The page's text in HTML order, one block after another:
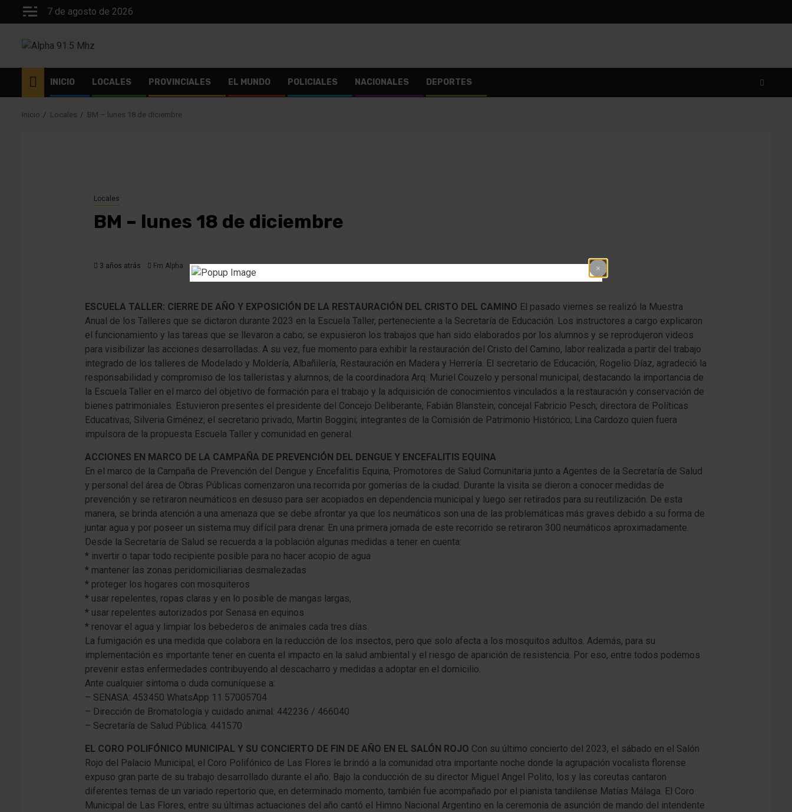
7 de agosto de 2026
INICIO LOCALES PROVINCIALES EL MUNDO POLICIALES NACIONALES DEPORTES
Inicio Locales BM – lunes 18 de diciembre
Locales
BM – lunes 18 de diciembre
3 años atrás Fm Alpha
ESCUELA TALLER: CIERRE DE AÑO Y EXPOSICIÓN DE LA RESTAURACIÓN DEL CRISTO DEL CAMINO El pasado viernes se realizó la Muestra
Anual de los Talleres que se dictaron durante 2023 en la Escuela Taller, perteneciente a la Secretaría de Educación. Los instructores a cargo explicaron
el funcionamiento y las tareas que se llevaron a cabo; se expusieron los trabajos que han sido elaborados por los alumnos y se reprodujeron videos
para visibilizar las acciones desarrolladas. A su vez, fue momento para exhibir la restauración del Cristo del Camino, labor realizada a partir del trabajo
integrado de los talleres de Modelado y Moldería, Albañilería, Restauración en Madera y Herrería. El secretario de Educación, Rogelio Díaz, agradeció la
responsabilidad y compromiso de los talleristas y alumnos, de la coordinadora Arq. Muriel Couzelo y personal municipal, destacando la importancia de
la Escuela Taller en el marco del objetivo de formación para el trabajo y la adquisición de conocimientos vinculados a la restauración y conservación de
bienes patrimoniales. Estuvieron presentes el presidente del Concejo Deliberante, Fabián Blanstein; concejal Fabricio Pesch; directora de Políticas
Educativas, Silveria Giménez; el secretario privado, Martin Boggini; integrantes de la Comisión de Patrimonio Histórico; Lina Cardozo quien fuera
impulsora de la propuesta Escuela Taller y comunidad en general.
ACCIONES EN MARCO DE LA CAMPAÑA DE PREVENCIÓN DEL DENGUE Y ENCEFALITIS EQUINA
En el marco de la Campaña de Prevención del Dengue y Encefalitis Equina, Promotores de Salud Comunitaria junto a Agentes de la Secretaría de Salud
y personal del área de Obras Públicas comenzaron una recorrida por gomerías de la ciudad. Durante la visita se dieron a conocer medidas de
prevención y se retiraron neumáticos en desuso para ser acopiados en dependencia municipal y luego ser retirados para su reutilización. De esta
manera, se brinda atención a una amenaza que se debe afrontar ya que los neumáticos son una de las problemáticas más graves debido a su forma de
juntar agua y por poseer un sistema muy difícil para drenar. En una primera jornada de este recorrido se retiraron 300 neumáticos aproximadamente.
Desde la Secretaría de Salud se recuerda a la población algunas medidas a tener en cuenta:
* invertir o tapar todo recipiente posible para no hacer acopio de agua
* mantener las zonas peridomiciliarias desmalezadas
* proteger los hogares con mosquiteros
* usar repelentes, ropas claras y en lo posible de mangas largas,
* usar repelentes autorizados por Senasa en equinos
* renovar el agua y limpiar los bebederos de animales cada tres días.
La fumigación es una medida que colabora en la reducción de los insectos, pero que solo afecta a los mosquitos adultos. Además, para su
implementación es importante tener en cuenta el impacto en la salud ambiental y el riesgo de aparición de resistencia. Por eso, entre todos podemos
prevenir estas enfermedades contribuyendo al descacharro y medidas a adoptar en el domicilio.
Ante cualquier síntoma o duda comuníquese a:
– SENASA: 453450 WhatsApp 11 57005704
– Dirección de Bromatología y cuidado animal: 442236 / 466040
– Secretaría de Salud Pública: 441570
EL CORO POLIFÓNICO MUNICIPAL Y SU CONCIERTO DE FIN DE AÑO EN EL SALÓN ROJO Con su último concierto del 2023, el sábado en el Salón
Rojo del Palacio Municipal, el Coro Polifónico de Las Flores le brindó a la comunidad otra importante noche donde la agrupación vocalista florense
expuso gran parte de su trabajo desarrollado durante el año. Bajo la conducción de su director Miguel Angel Polito, los y las coreutas cantaron
diferentes temas de un variado repertorio que, en determinado momento, también fue acompañado por el pianista tandilense Matías Málaga. El Coro
Municipal de Las Flores, entre su últimas actuaciones del año cantó el Himno Nacional Argentino en la ceremonia de asunción de mando del intendente